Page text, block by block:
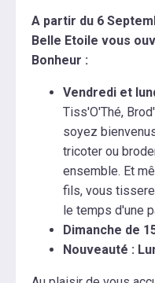
A partir du 6
Belle Etoile vous
Bonheur :
Vendredi et
Tiss'O'Thé,
soyez
tricoter ou
ensemble. Et
fils, vous
le temps d'une
Dimanche de
Nouveauté :